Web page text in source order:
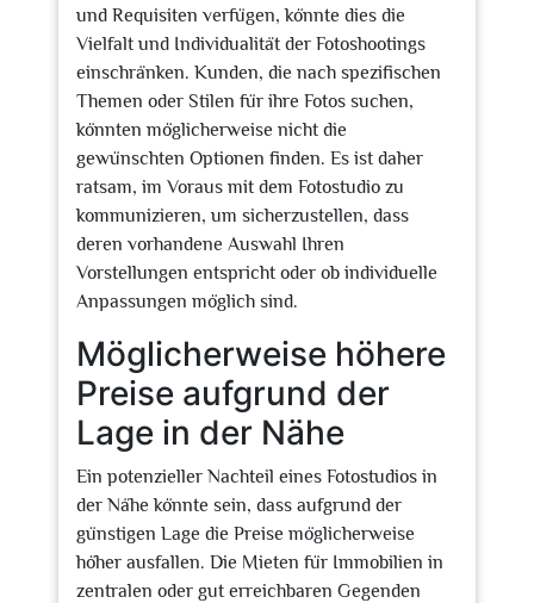
und Requisiten verfügen, könnte dies die
Vielfalt und Individualität der Fotoshootings
einschränken. Kunden, die nach spezifischen
Themen oder Stilen für ihre Fotos suchen,
könnten möglicherweise nicht die
gewünschten Optionen finden. Es ist daher
ratsam, im Voraus mit dem Fotostudio zu
kommunizieren, um sicherzustellen, dass
deren vorhandene Auswahl Ihren
Vorstellungen entspricht oder ob individuelle
Anpassungen möglich sind.
Möglicherweise höhere
Preise aufgrund der
Lage in der Nähe
Ein potenzieller Nachteil eines Fotostudios in
der Nähe könnte sein, dass aufgrund der
günstigen Lage die Preise möglicherweise
höher ausfallen. Die Mieten für Immobilien in
zentralen oder gut erreichbaren Gegenden